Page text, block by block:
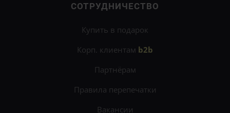
СОТРУДНИЧЕСТВО
Купить в подарок
Корп. клиентам b2b
Партнёрам
Правила перепечатки
Вакансии